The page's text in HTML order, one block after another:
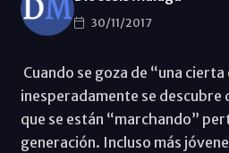
30/11/2017
Cuando se goza de “una cierta
inesperadamente se descubre
que se están “marchando”
generación. Incluso más